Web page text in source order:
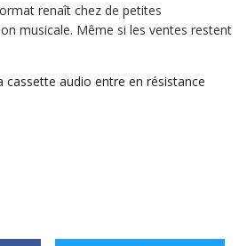
renaît chez de petites
musicale. Même si les ventes restent
cassette audio entre en résistance